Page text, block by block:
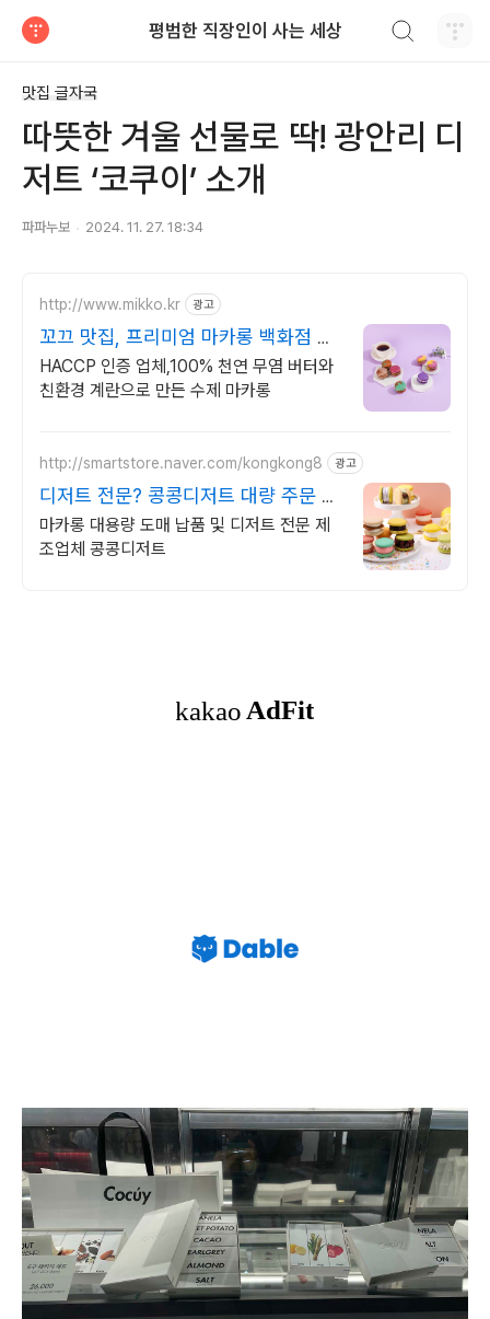
평범한 직장인이 사는 세상
맛집 글자국
따뜻한 겨울 선물로 딱! 광안리 디
저트 ‘코쿠이’ 소개
파파누보 2024. 11. 27. 18:34
http://www.mikko.kr 광고
꼬끄 맛집, 프리미엄 마카롱 백화점 직
영매장 입점 업체
HACCP 인증 업체,100% 천연 무염 버터와
친환경 계란으로 만든 수제 마카롱
http://smartstore.naver.com/kongkong8 광고
디저트 전문? 콩콩디저트 대량 주문 및
도매 납품
마카롱 대용량 도매 납품 및 디저트 전문 제
조업체 콩콩디저트